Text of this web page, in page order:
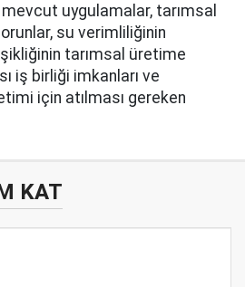
uygulamalar, tarımsal
su verimliliğinin
tarımsal üretime
iş birliği imkanları ve
için atılması gereken
KAT